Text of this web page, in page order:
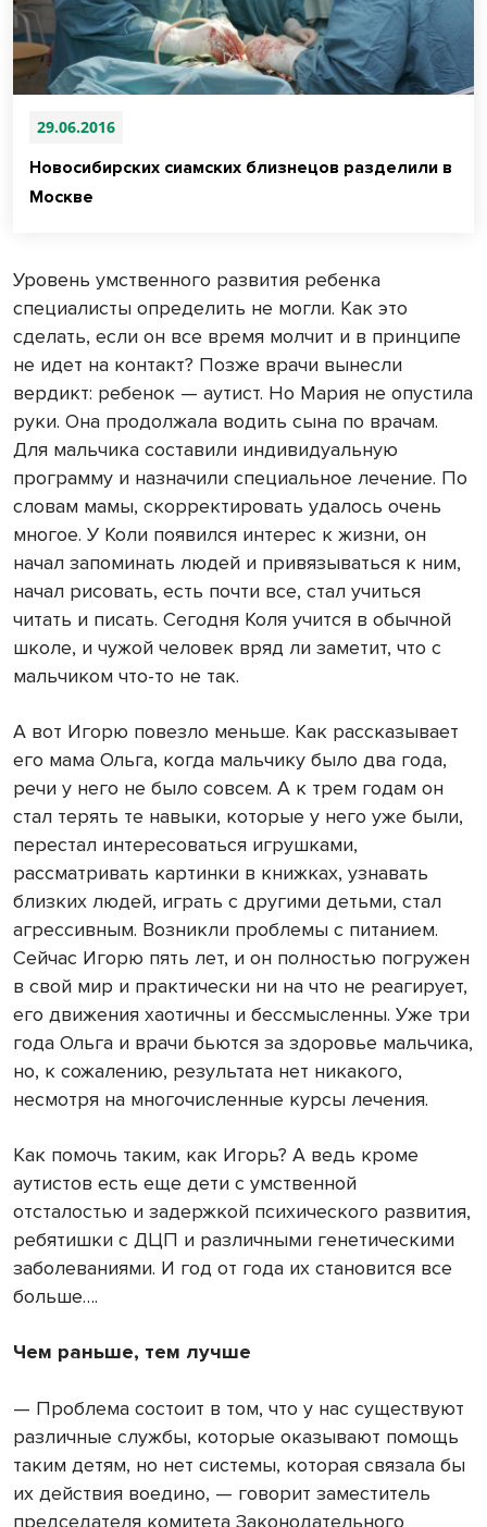
29.06.2016
Новосибирских сиамских близнецов разделили в
Москве
Уровень умственного развития ребенка
специалисты определить не могли. Как это
сделать, если он все время молчит и в принципе
не идет на контакт? Позже врачи вынесли
вердикт: ребенок — аутист. Но Мария не опустила
руки. Она продолжала водить сына по врачам.
Для мальчика составили индивидуальную
программу и назначили специальное лечение. По
словам мамы, скорректировать удалось очень
многое. У Коли появился интерес к жизни, он
начал запоминать людей и привязываться к ним,
начал рисовать, есть почти все, стал учиться
читать и писать. Сегодня Коля учится в обычной
школе, и чужой человек вряд ли заметит, что с
мальчиком что-то не так.
А вот Игорю повезло меньше. Как рассказывает
его мама Ольга, когда мальчику было два года,
речи у него не было совсем. А к трем годам он
стал терять те навыки, которые у него уже были,
перестал интересоваться игрушками,
рассматривать картинки в книжках, узнавать
близких людей, играть с другими детьми, стал
агрессивным. Возникли проблемы с питанием.
Сейчас Игорю пять лет, и он полностью погружен
в свой мир и практически ни на что не реагирует,
его движения хаотичны и бессмысленны. Уже три
года Ольга и врачи бьются за здоровье мальчика,
но, к сожалению, результата нет никакого,
несмотря на многочисленные курсы лечения.
Как помочь таким, как Игорь? А ведь кроме
аутистов есть еще дети с умственной
отсталостью и задержкой психического развития,
ребятишки с ДЦП и различными генетическими
заболеваниями. И год от года их становится все
больше….
Чем раньше, тем лучше
— Проблема состоит в том, что у нас существуют
различные службы, которые оказывают помощь
таким детям, но нет системы, которая связала бы
их действия воедино, — говорит заместитель
председателя комитета Законодательного